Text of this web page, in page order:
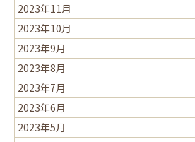
2023年11月
2023年10月
2023年9月
2023年8月
2023年7月
2023年6月
2023年5月